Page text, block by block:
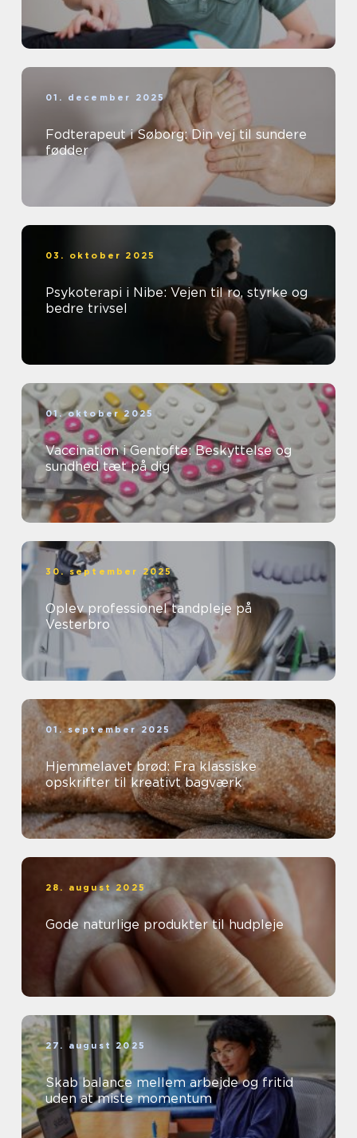
01. december 2025
Fodterapeut i Søborg: Din vej til sundere
fødder
03. oktober 2025
Psykoterapi i Nibe: Vejen til ro, styrke og
bedre trivsel
01. oktober 2025
Vaccination i Gentofte: Beskyttelse og
sundhed tæt på dig
30. september 2025
Oplev professionel tandpleje på
Vesterbro
01. september 2025
Hjemmelavet brød: Fra klassiske
opskrifter til kreativt bagværk
28. august 2025
Gode naturlige produkter til hudpleje
27. august 2025
Skab balance mellem arbejde og fritid
uden at miste momentum